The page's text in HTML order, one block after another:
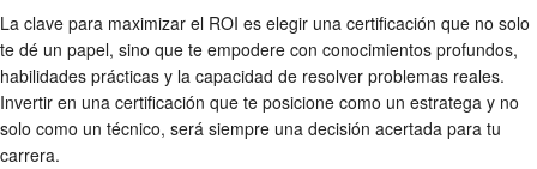
La clave para maximizar el ROI es elegir una certificación que no solo
te dé un papel, sino que te empodere con conocimientos profundos,
habilidades prácticas y la capacidad de resolver problemas reales.
Invertir en una certificación que te posicione como un estratega y no
solo como un técnico, será siempre una decisión acertada para tu
carrera.